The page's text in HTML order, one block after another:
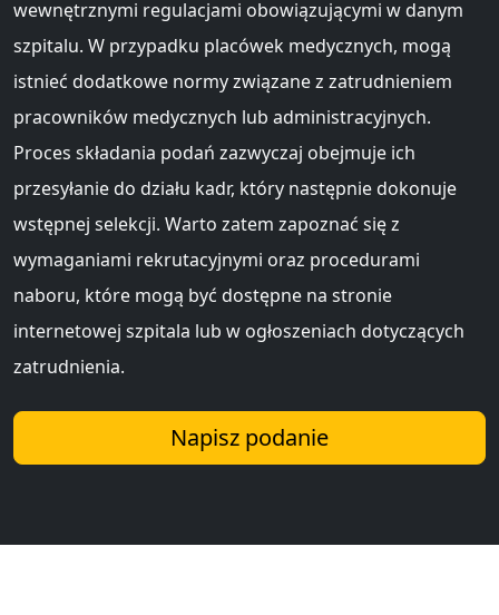
wewnętrznymi regulacjami obowiązującymi w danym
szpitalu. W przypadku placówek medycznych, mogą
istnieć dodatkowe normy związane z zatrudnieniem
pracowników medycznych lub administracyjnych.
Proces składania podań zazwyczaj obejmuje ich
przesyłanie do działu kadr, który następnie dokonuje
wstępnej selekcji. Warto zatem zapoznać się z
wymaganiami rekrutacyjnymi oraz procedurami
naboru, które mogą być dostępne na stronie
internetowej szpitala lub w ogłoszeniach dotyczących
zatrudnienia.
Napisz podanie